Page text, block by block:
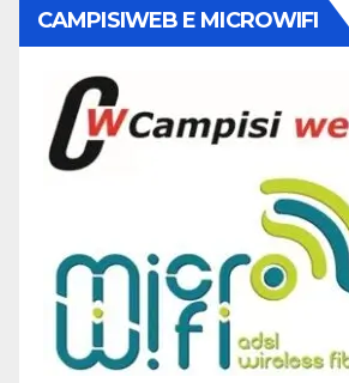
CAMPISIWEB E MICROWIFI